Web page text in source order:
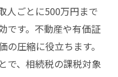
税対策総まとめ
ブルを防ぐ方法
一覧で確認
失敗しないコツ
人ごとに500万円まで
です。不動産や有価証
圧縮に役立ちます。
で、相続税の課税対象